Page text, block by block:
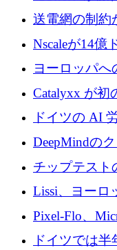
ラットフォー
ロを調達
送電網の制約
Envision の
にどのように
Nscaleが14億
億1,100万ユ
ヨーロッパへ
が過去2番目
Catalyxx が初
から 2,000
ドイツの AI
がプレシード
DeepMindの
立したAIライ
1,300万ドル
チップテスト
を調達
Lissi、ヨーロ
ンティティの
ロを調達
Pixel-Flo、
ンドで525万
ドイツでは